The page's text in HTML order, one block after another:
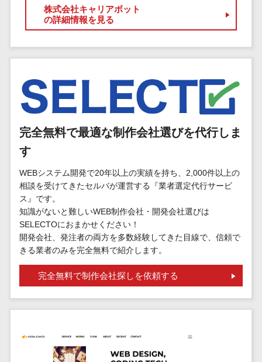
認証システム>
ログ管理システム>
メールセキュリティ>
メール・ファイル無害化>
サンドボックス>
URLフィルタリング>
エンドポイントセキュリティ
（EDR）>
CASB> ファイル暗号化>
電話認証サービス> DLPツール>
業務全般
FAX配信システム>
システム
コールセンタ
ーCRM
自動音声応答
システム(IVR)
コールセンタ
ー音声認識
クセスツール
ITサービスマネ
ジメントツール
問い合わせ管
理システム
ツール
ー代行サービス
通話録音・解
株式会社キャリアボット
の詳細情報を見る
完全無料で最適な制作会社選びを代行しま
す
WEBシステム開発で20年以上の実績を持ち、2,000件以上の
相談を受けてきたセルバが運営する『業者選定代行サービ
ス』です。
知識がないと難しいWEB制作会社・開発会社選びは
SELECTOにおまかせください！
開発会社、発注者の両方を多数経験してきた目線で、信頼で
きる業者のみを完全無料で紹介します。
完全無料で制作会社探しを依頼する